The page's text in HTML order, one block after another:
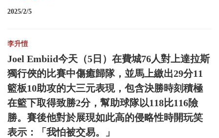
2025/2/5
李升愷
Joel Embiid今天（5日）在費城76人對上達拉斯
獨行俠的比賽中傷癒歸隊，並馬上繳出29分11
籃板10助攻的大三元表現，包含決勝時刻積極
在籃下取得致勝2分，幫助球隊以118比116險
勝。賽後他對於展現如此高的侵略性時開玩笑
表示：「我怕被交易。」